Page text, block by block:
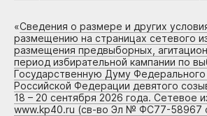
«Сведения о размере и других
размещению на страницах сетевого
размещения предвыборных,
период избирательной кампании по
Государственную Думу
Российской Федерации девятого
18 – 20 сентября 2026 года. Сетевое
www.kp40.ru (св-во Эл № ФС77-58967